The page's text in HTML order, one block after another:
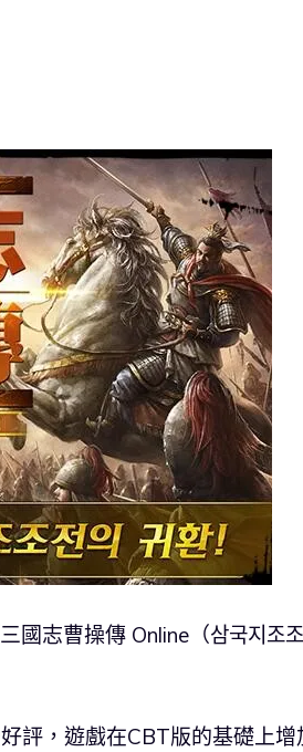
志曹操傳 Online（삼국지조
評，遊戲在CBT版的基礎上增